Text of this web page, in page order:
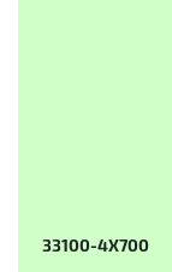
33100-4X700